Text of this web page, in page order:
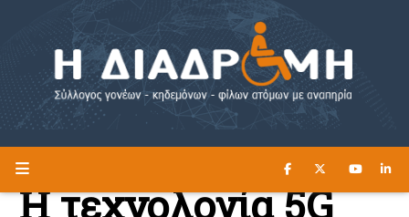
Η ΔΙΑΔΡΟΜΗ ΔΙΑΒΑΣΤΕ ΕΔΩ ►
Η τεχνολογία 5G